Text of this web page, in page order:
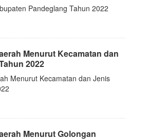
Pandeglang Tahun 2022
Menurut Kecamatan dan
2022
Menurut Kecamatan dan Jenis
Menurut Golongan